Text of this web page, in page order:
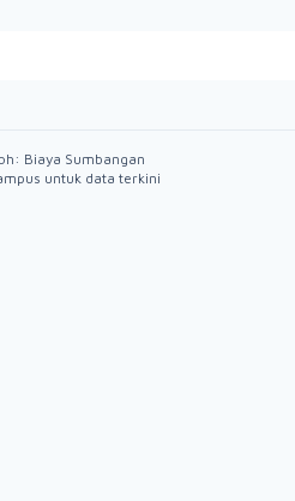
Biaya Sumbangan
untuk data terkini